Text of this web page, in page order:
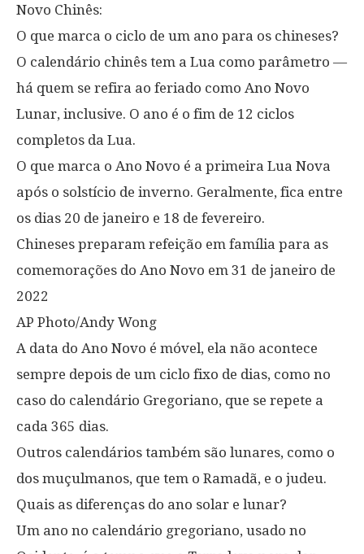
Novo Chinês:
O que marca o ciclo de um ano para os chineses?
O calendário chinês tem a Lua como parâmetro —
há quem se refira ao feriado como Ano Novo
Lunar, inclusive. O ano é o fim de 12 ciclos
completos da Lua.
O que marca o Ano Novo é a primeira Lua Nova
após o solstício de inverno. Geralmente, fica entre
os dias 20 de janeiro e 18 de fevereiro.
Chineses preparam refeição em família para as
comemorações do Ano Novo em 31 de janeiro de
2022
AP Photo/Andy Wong
A data do Ano Novo é móvel, ela não acontece
sempre depois de um ciclo fixo de dias, como no
caso do calendário Gregoriano, que se repete a
cada 365 dias.
Outros calendários também são lunares, como o
dos muçulmanos, que tem o Ramadã, e o judeu.
Quais as diferenças do ano solar e lunar?
Um ano no calendário gregoriano, usado no